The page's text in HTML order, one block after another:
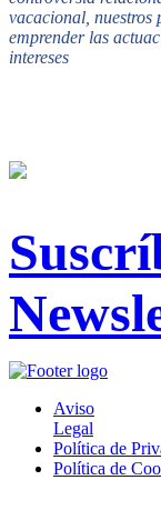
vacacional, nuestros
emprender las
intereses
Aviso
Legal
Política de
Política de